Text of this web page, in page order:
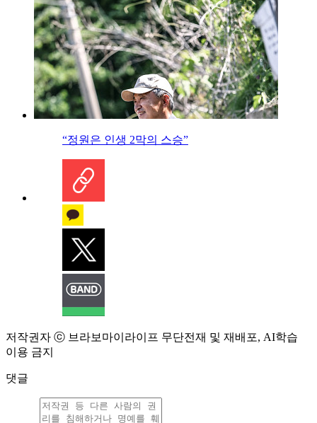
“정원은 인생 2막의 스승”
저작권자 ⓒ 브라보마이라이프 무단전재 및 재배포, AI학습
이용 금지
댓글